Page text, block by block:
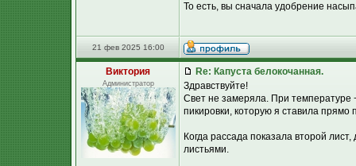
То есть, вы сначала удобрение
21 фев 2025 16:00
Виктория
Администратор
Re: Капуста белокочанная.
Здравствуйте!
Свет не замеряла. При температуре
пикировки, которую я ставила
Когда рассада показала второй
листьями.